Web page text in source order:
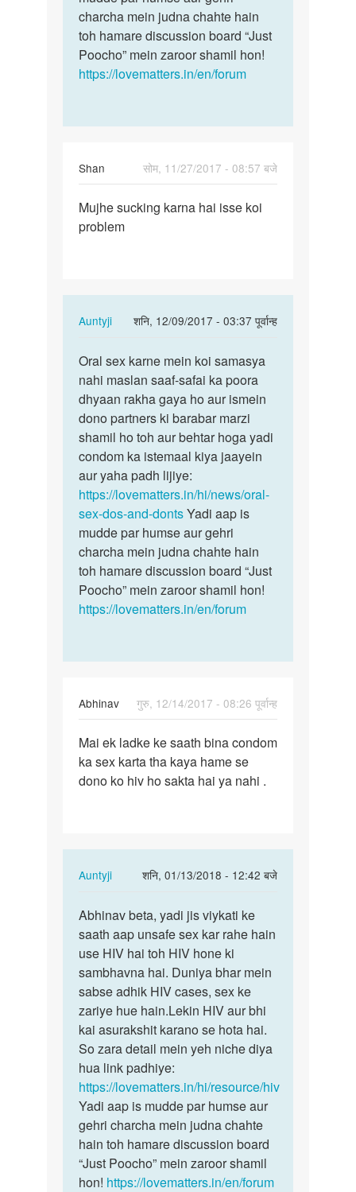
ke…
by
rohit
charcha mein judna chahte hain
toh hamare discussion board “Just
Poocho” mein zaroor shamil hon!
https://lovematters.in/en/forum
Shan
सोम, 11/27/2017 - 08:57 बजे
Mujhe
sucking
Mujhe sucking karna hai isse koi
problem
Auntyji
शनि, 12/09/2017 - 03:37 पूर्वान्ह
In
to
Mujhe
sucking
karna
hai
isse…
by
Shan
Oral
sex
karne
mein
koi…
Oral sex karne mein koi samasya
nahi maslan saaf-safai ka poora
dhyaan rakha gaya ho aur ismein
dono partners ki barabar marzi
shamil ho toh aur behtar hoga yadi
condom ka istemaal kiya jaayein
aur yaha padh lijiye:
https://lovematters.in/hi/news/oral-
sex-dos-and-dontsYadi aap is
mudde par humse aur gehri
charcha mein judna chahte hain
toh hamare discussion board “Just
Poocho” mein zaroor shamil hon!
https://lovematters.in/en/forum
Abhinav
गुरु, 12/14/2017 - 08:26 पूर्वान्ह
Mai
ek
ladke
Mai ek ladke ke saath bina condom
ka sex karta tha kaya hame se
dono ko hiv ho sakta hai ya nahi .
Auntyji
शनि, 01/13/2018 - 12:42 बजे
In
to
Mai
ek
ladke
ke
saath
bina…
by
Abhinav
Abhinav
beta,
yadi
jis…
Abhinav beta, yadi jis viykati ke
saath aap unsafe sex kar rahe hain
use HIV hai toh HIV hone ki
sambhavna hai. Duniya bhar mein
sabse adhik HIV cases, sex ke
zariye hue hain.Lekin HIV aur bhi
kai asurakshit karano se hota hai.
So zara detail mein yeh niche diya
hua link padhiye:
https://lovematters.in/hi/resource/hiv
Yadi aap is mudde par humse aur
gehri charcha mein judna chahte
hain toh hamare discussion board
“Just Poocho” mein zaroor shamil
hon! https://lovematters.in/en/forum